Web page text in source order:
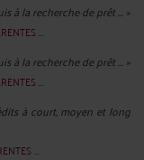
à la recherche de prêt ... »
...
à la recherche de prêt ... »
...
à court, moyen et long
...